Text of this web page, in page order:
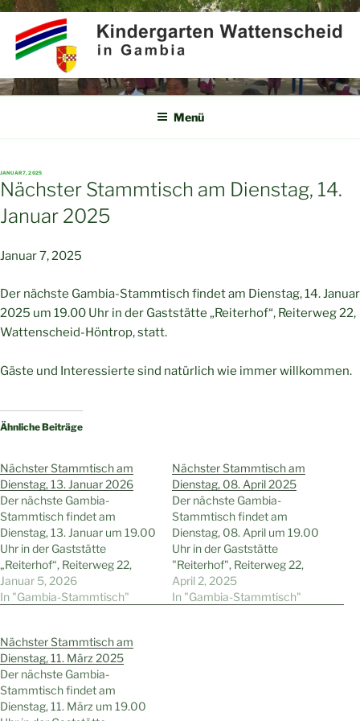
Zum
Inhalt
springen
KINDERGARTEN
WATTENSCHEID IN GAMBIA
Partner für Afrika e.V.
Menü
VERÖFFENTLICHT
JANUAR 7, 2025
Nächster Stammtisch am Dienstag, 14.
Januar 2025
Januar 7, 2025
Der nächste Gambia-Stammtisch findet am Dienstag, 14. Januar
2025 um 19.00 Uhr in der Gaststätte „Reiterhof“, Reiterweg 22,
Wattenscheid-Höntrop, statt.
Gäste und Interessierte sind natürlich wie immer willkommen.
Ähnliche Beiträge
Nächster Stammtisch am
Dienstag, 13. Januar 2026
Der nächste Gambia-
Stammtisch findet am
Dienstag, 13. Januar um 19.00
Uhr in der Gaststätte
„Reiterhof“, Reiterweg 22,
Wattenscheid-Höntrop, statt.
Gäste und Interessierte sind
Januar 5, 2026
In "Gambia-Stammtisch"
Nächster Stammtisch am
Dienstag, 08. April 2025
Der nächste Gambia-
Stammtisch findet am
Dienstag, 08. April um 19.00
Uhr in der Gaststätte
"Reiterhof", Reiterweg 22,
Wattenscheid-Höntrop, statt.
Gäste und Interessierte sind
April 2, 2025
In "Gambia-Stammtisch"
Nächster Stammtisch am
Dienstag, 11. März 2025
Der nächste Gambia-
Stammtisch findet am
Dienstag, 11. März um 19.00